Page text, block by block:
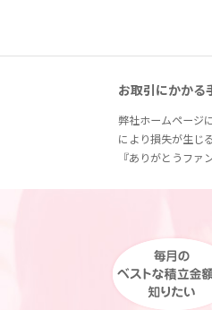
お取引にかかる
弊社ホームページ
により損失が生じ
『ありがとうファ